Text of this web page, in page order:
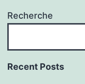
Recherche
Recent Posts